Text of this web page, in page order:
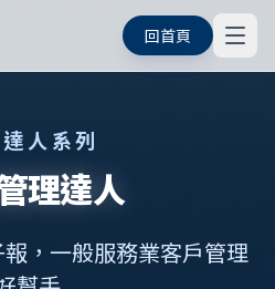
回首頁
人系列
理達人
，一般服務業客戶管理